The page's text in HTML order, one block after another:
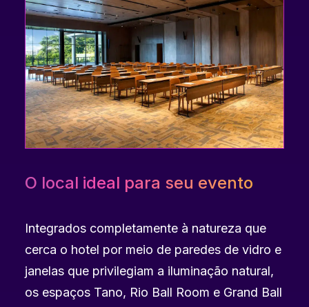
O local ideal para seu evento
Integrados completamente à natureza que
cerca o hotel por meio de paredes de vidro e
janelas que privilegiam a iluminação natural,
os espaços Tano, Rio Ball Room e Grand Ball